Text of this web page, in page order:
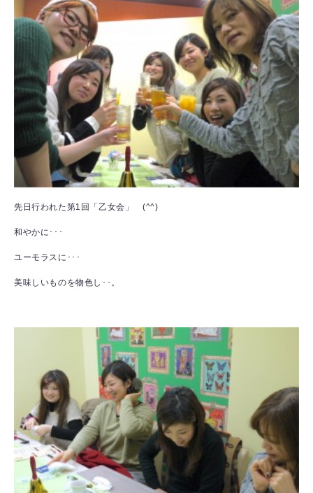
先日行われた第1回「乙女会」 (^^)
和やかに･･･
ユーモラスに･･･
美味しいものを物色し･･。